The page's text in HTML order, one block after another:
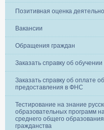
Позитивная оценка
Вакансии
Обращения граждан
Заказать справку об
Заказать справку об оплате
предоставления в ФНС
Тестирование на знание
образовательных программ
среднего общего
гражданства